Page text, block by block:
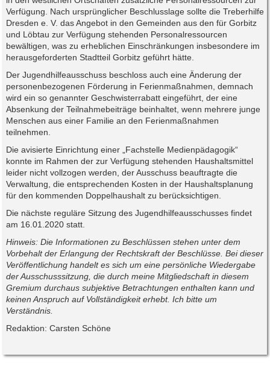
Verfügung. Nach ursprünglicher Beschlusslage sollte die Treberhilfe
Dresden e. V. das Angebot in den Gemeinden aus den für Gorbitz
und Löbtau zur Verfügung stehenden Personalressourcen
bewältigen, was zu erheblichen Einschränkungen insbesondere im
herausgeforderten Stadtteil Gorbitz geführt hätte.
Der Jugendhilfeausschuss beschloss auch eine Änderung der
personenbezogenen Förderung in Ferienmaßnahmen, demnach
wird ein so genannter Geschwisterrabatt eingeführt, der eine
Absenkung der Teilnahmebeiträge beinhaltet, wenn mehrere junge
Menschen aus einer Familie an den Ferienmaßnahmen
teilnehmen.
Die avisierte Einrichtung einer „Fachstelle Medienpädagogik“
konnte im Rahmen der zur Verfügung stehenden Haushaltsmittel
leider nicht vollzogen werden, der Ausschuss beauftragte die
Verwaltung, die entsprechenden Kosten in der Haushaltsplanung
für den kommenden Doppelhaushalt zu berücksichtigen.
Die nächste reguläre Sitzung des Jugendhilfeausschusses findet
am 16.01.2020 statt.
Hinweis: Die Informationen zu Beschlüssen stehen unter dem
Vorbehalt der Erlangung der Rechtskraft der Beschlüsse. Bei dieser
Veröffentlichung handelt es sich um eine persönliche Wiedergabe
der Ausschusssitzung, die durch meine Mitgliedschaft in diesem
Gremium durchaus subjektive Betrachtungen enthalten kann und
keinen Anspruch auf Vollständigkeit erhebt. Ich bitte um
Verständnis.
Redaktion: Carsten Schöne